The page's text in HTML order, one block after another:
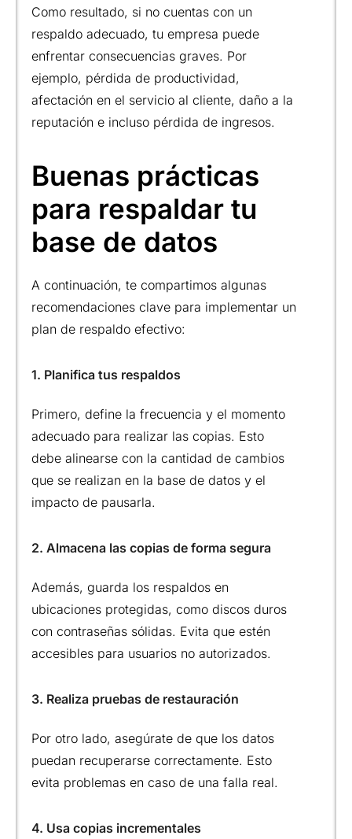
Como resultado, si no cuentas con un
respaldo adecuado, tu empresa puede
enfrentar consecuencias graves. Por
ejemplo, pérdida de productividad,
afectación en el servicio al cliente, daño a la
reputación e incluso pérdida de ingresos.
Buenas prácticas
para respaldar tu
base de datos
A continuación, te compartimos algunas
recomendaciones clave para implementar un
plan de respaldo efectivo:
1. Planifica tus respaldos
Primero, define la frecuencia y el momento
adecuado para realizar las copias. Esto
debe alinearse con la cantidad de cambios
que se realizan en la base de datos y el
impacto de pausarla.
2. Almacena las copias de forma segura
Además, guarda los respaldos en
ubicaciones protegidas, como discos duros
con contraseñas sólidas. Evita que estén
accesibles para usuarios no autorizados.
3. Realiza pruebas de restauración
Por otro lado, asegúrate de que los datos
puedan recuperarse correctamente. Esto
evita problemas en caso de una falla real.
4. Usa copias incrementales